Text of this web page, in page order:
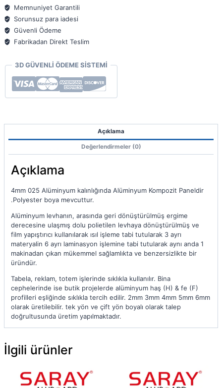
4mm
adet
Memnuniyet Garantili
Sorunsuz para iadesi
Güvenli Ödeme
Fabrikadan Direkt Teslim
3D GÜVENLİ ÖDEME SİSTEMİ
Açıklama
Değerlendirmeler (0)
Açıklama
4mm 025 Alüminyum kalınlığında Alüminyum Kompozit Paneldir
.Polyester boya mevcuttur.
Alüminyum levhanın, arasında geri dönüştürülmüş ergime
derecesine ulaşmış dolu polietilen levhaya dönüştürülmüş ve
film yapıştırıcı kullanılarak ısıl işleme tabi tutularak 3 ayrı
materyalin 6 ayrı laminasyon işlemine tabi tutularak aynı anda 1
makinadan çıkan mükemmel sağlamlıkta ve benzersizlikte bir
üründür.
Tabela, reklam, totem işlerinde sıklıkla kullanılır. Bina
cephelerinde ise butik projelerde alüminyum haş (H) & fe (F)
profilleri eşliğinde sıklıkla tercih edilir. 2mm 3mm 4mm 5mm 6mm
olarak üretilebilir. tek yön ve çift yön boyalı olarak talep
doğrultusunda üretim yapılmaktadır.
İlgili ürünler